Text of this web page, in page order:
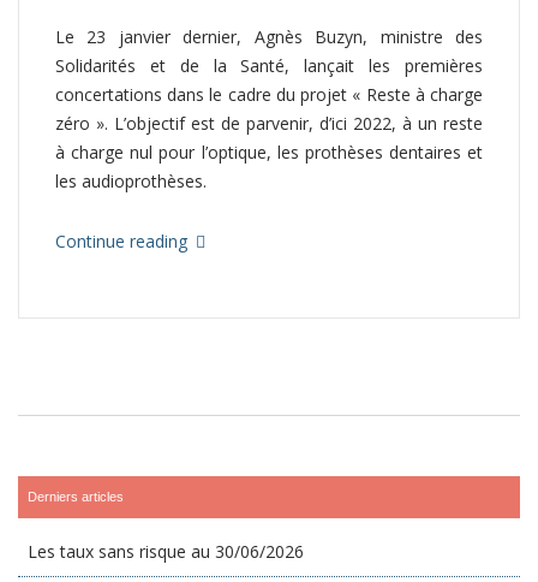
Le 23 janvier dernier, Agnès Buzyn, ministre des
Solidarités et de la Santé, lançait les premières
concertations dans le cadre du projet « Reste à charge
zéro ». L’objectif est de parvenir, d’ici 2022, à un reste
à charge nul pour l’optique, les prothèses dentaires et
les audioprothèses.
Continue reading
Derniers articles
Les taux sans risque au 30/06/2026